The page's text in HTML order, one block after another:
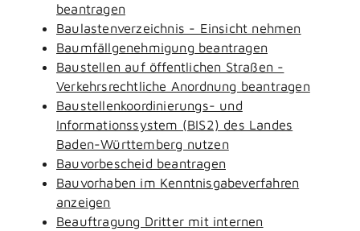
beantragen
Baulastenverzeichnis - Einsicht nehmen
Baumfällgenehmigung beantragen
Baustellen auf öffentlichen Straßen -
Verkehrsrechtliche Anordnung beantragen
Baustellenkoordinierungs- und
Informationssystem (BIS2) des Landes
Baden-Württemberg nutzen
Bauvorbescheid beantragen
Bauvorhaben im Kenntnisgabeverfahren
anzeigen
Beauftragung Dritter mit internen